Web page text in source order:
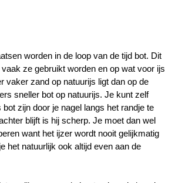
worden in de loop van de tijd bot. Dit
ze gebruikt worden en op wat voor ijs
vaker zand op natuurijs ligt dan op de
sneller bot op natuurijs. Je kunt zelf
zijn door je nagel langs het randje te
blijft is hij scherp. Je moet dan wel
want het ijzer wordt nooit gelijkmatig
het natuurlijk ook altijd even aan de